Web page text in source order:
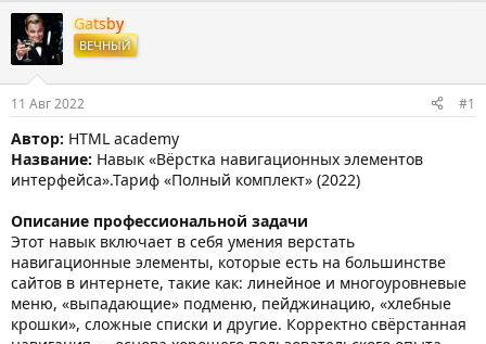
т
о
р
м
ы
т
а
н
а
л
а
Gatsby
ВЕЧНЫЙ
11 Авг 2022 #1
Автор: HTML academy
Название: Навык «Вёрстка навигационных элементов
интерфейса».Тариф «Полный комплект» (2022)
Описание профессиональной задачи
Этот навык включает в себя умения верстать
навигационные элементы, которые есть на большинстве
сайтов в интернете, такие как: линейное и многоуровневые
меню, «выпадающие» подменю, пейджинацию, «хлебные
крошки», сложные списки и другие. Корректно свёрстанная